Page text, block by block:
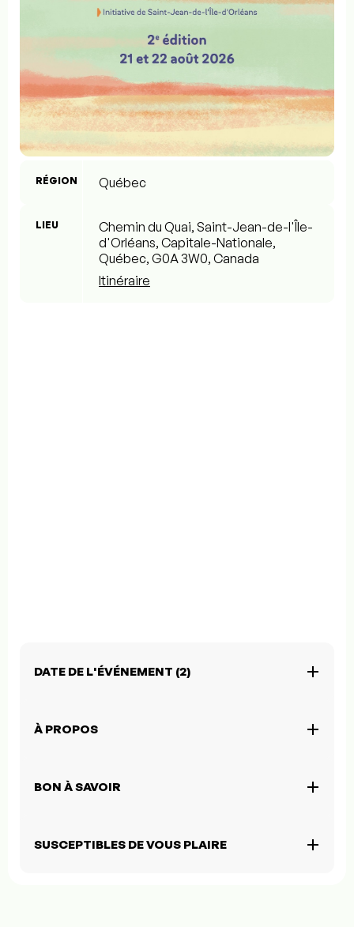
RÉGION Québec
LIEU
Chemin du Quai, Saint-Jean-de-l'Île-
d'Orléans, Capitale-Nationale,
Québec, G0A 3W0, Canada
Itinéraire
DATE DE L'ÉVÉNEMENT (2)
À PROPOS
BON À SAVOIR
SUSCEPTIBLES DE VOUS PLAIRE